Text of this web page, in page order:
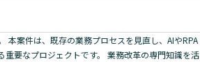
本案件は、既存の業務プロセスを見直し、AIやRPA
要なプロジェクトです。 業務改革の専門知識を活